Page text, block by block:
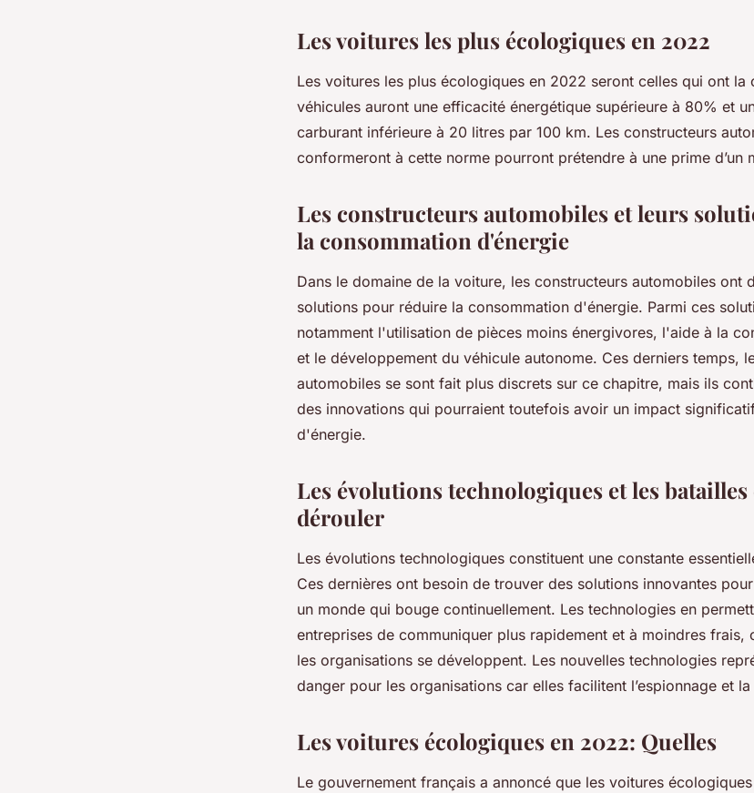
Les voitures les plus écologiques en 2022
Les voitures les plus écologiques en 2022 seront celles qui ont la
véhicules auront une efficacité énergétique supérieure à 80% et
carburant inférieure à 20 litres par 100 km. Les constructeurs
conformeront à cette norme pourront prétendre à une prime d’un
Les constructeurs automobiles et leurs
la consommation d'énergie
Dans le domaine de la voiture, les constructeurs automobiles ont
solutions pour réduire la consommation d'énergie. Parmi ces
notamment l'utilisation de pièces moins énergivores, l'aide à la
et le développement du véhicule autonome. Ces derniers temps,
automobiles se sont fait plus discrets sur ce chapitre, mais ils
des innovations qui pourraient toutefois avoir un impact
d'énergie.
Les évolutions technologiques et les
dérouler
Les évolutions technologiques constituent une constante
Ces dernières ont besoin de trouver des solutions innovantes
un monde qui bouge continuellement. Les technologies en
entreprises de communiquer plus rapidement et à moindres frais,
les organisations se développent. Les nouvelles technologies
danger pour les organisations car elles facilitent l’espionnage et
Les voitures écologiques en 2022: Quelles
Le gouvernement français a annoncé que les voitures